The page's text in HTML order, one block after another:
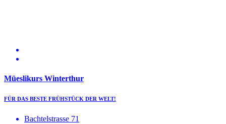
Müeslikurs Winterthur
FÜR DAS BESTE FRÜHSTÜCK DER WELT!
Bachtelstrasse 71